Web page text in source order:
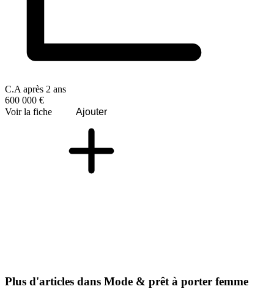
C.A après 2 ans
600 000 €
Voir la fiche
Ajouter
Plus d'articles dans Mode & prêt à porter femme